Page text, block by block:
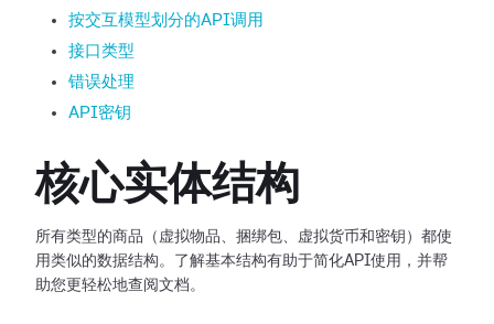
按交互模型划分的API调用
接口类型
错误处理
API密钥
核心实体结构
所有类型的商品（虚拟物品、捆绑包、虚拟货币和密钥）都使
用类似的数据结构。了解基本结构有助于简化API使用，并帮
助您更轻松地查阅文档。